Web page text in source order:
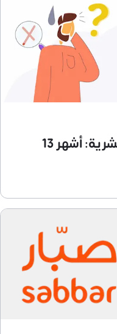
مشاكل استقطاب الموارد البشرية: أشهر 13